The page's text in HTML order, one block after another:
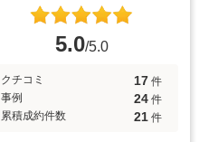
5.0/5.0
クチコミ 17 件
事例
24 件
累積成約件数
21 件